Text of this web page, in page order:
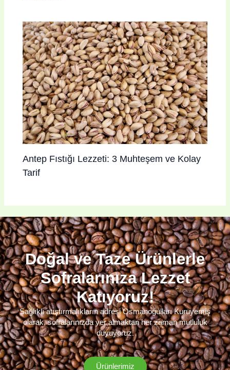
Antep Fıstığı Lezzeti: 3 Muhteşem ve Kolay
Tarif
Doğal ve Taze Ürünlerle
Sofralarınıza Lezzet
Katıyoruz!
Sağlıklı atıştırmalıkların adresi Osmanoğulları Kuruyemiş
olarak, sofralarınızda yer almaktan her zaman mutluluk
duyuyoruz.
Ürünlerimiz